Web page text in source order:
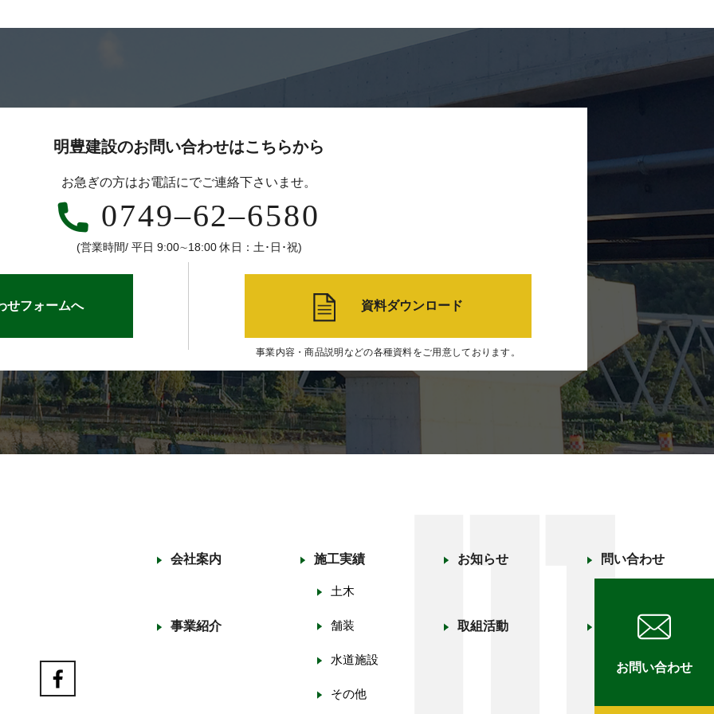
お問い合わせ
明豊建設のお問い合わせはこちらから
お急ぎの方はお電話にでご連絡下さいませ。
0749‒62‒6580
(営業時間/ 平日 9:00∼18:00 休日：土･日･祝)
せフォームへ 資料ダウンロード
事業内容・商品説明などの各種資料をご用意しております。
会社案内
事業紹介
施工実績
土木
舗装
水道施設
その他
お知らせ
取組活動
問い合わせ
採用情報
募集要項